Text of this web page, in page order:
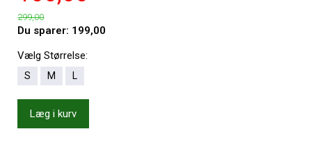
299,00
Du sparer: 199,00
Vælg Størrelse:
S M L
Læg i kurv